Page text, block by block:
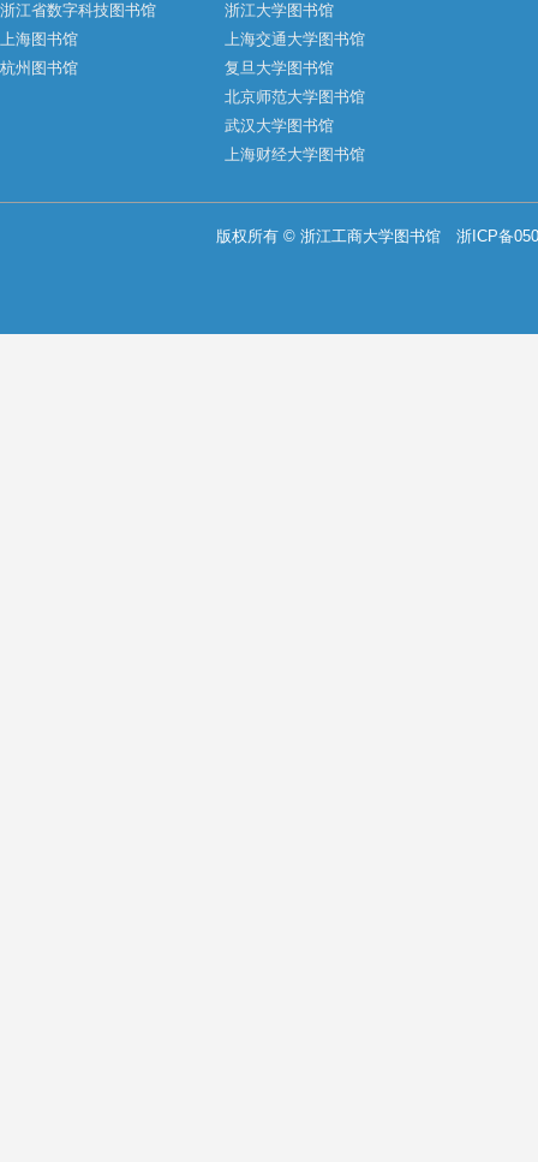
浙江省数字科技图书馆
上海图书馆
杭州图书馆
浙江大学图书馆
上海交通大学图书馆
复旦大学图书馆
北京师范大学图书馆
武汉大学图书馆
上海财经大学图书馆
版权所有 © 浙江工商大学图书馆 浙ICP备